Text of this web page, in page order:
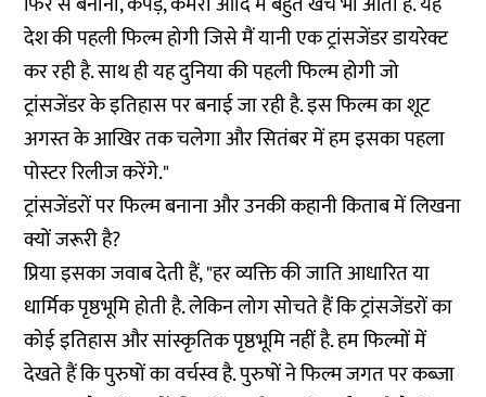
देश की पहली फिल्म होगी जिसे मैं यानी एक ट्रांसजेंडर डायरेक्ट
कर रही है. साथ ही यह दुनिया की पहली फिल्म होगी जो
ट्रांसजेंडर के इतिहास पर बनाई जा रही है. इस फिल्म का शूट
अगस्त के आखिर तक चलेगा और सितंबर में हम इसका पहला
पोस्टर रिलीज करेंगे."
ट्रांसजेंडरों पर फिल्म बनाना और उनकी कहानी किताब में लिखना
क्यों जरूरी है?
प्रिया इसका जवाब देती हैं, "हर व्यक्ति की जाति आधारित या
धार्मिक पृष्ठभूमि होती है. लेकिन लोग सोचते हैं कि ट्रांसजेंडरों का
कोई इतिहास और सांस्कृतिक पृष्ठभूमि नहीं है. हम फिल्मों में
देखते हैं कि पुरुषों का वर्चस्व है. पुरुषों ने फिल्म जगत पर कब्जा